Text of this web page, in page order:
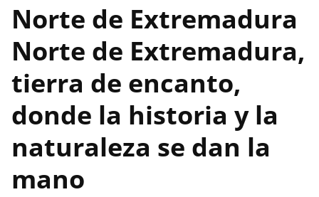
Norte de Extremadura
Norte de Extremadura,
tierra de encanto,
donde la historia y la
naturaleza se dan la
mano